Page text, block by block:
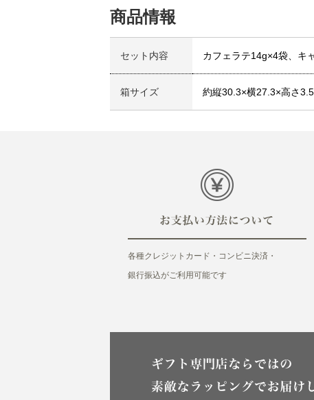
商品情報
セット内容 カフェラテ14g×4袋、キ
箱サイズ 約縦30.3×横27.3×高さ
各種クレジットカード・コンビニ決済・
銀行振込がご利用可能です